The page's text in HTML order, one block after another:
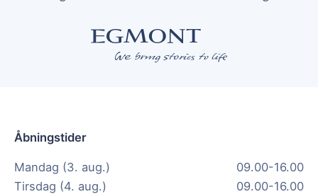
Åbningstider
Mandag (3. aug.)
09.00-16.00
Tirsdag (4. aug.)
09.00-16.00